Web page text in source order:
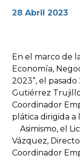
28 Abril 2023
En el marco de
Economía,
2023”, el
Gutiérrez
Coordinador
plática dirigida a
Asimismo, el
Vázquez,
Coordinador